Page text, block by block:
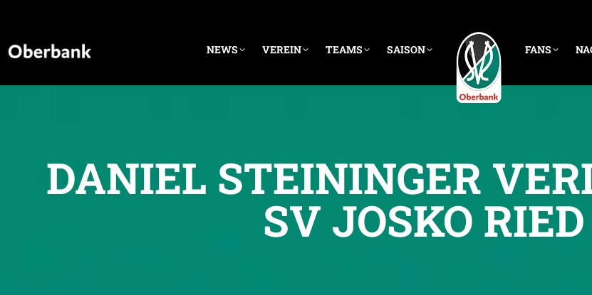
NEWS VEREIN TEAMS SAISON FANS
DANIEL STEININGER
SV JOSKO RIED